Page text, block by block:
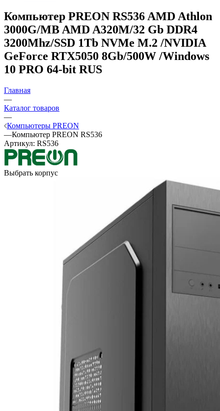
Компьютер PREON RS536 AMD Athlon
3000G/MB AMD A320M/32 Gb DDR4
3200Mhz/SSD 1Tb NVMe M.2 /NVIDIA
GeForce RTX5050 8Gb/500W /Windows
10 PRO 64-bit RUS
Главная
—
Каталог товаров
—
Компьютеры PREON
—Компьютер PREON RS536
Артикул: RS536
Выбрать корпус